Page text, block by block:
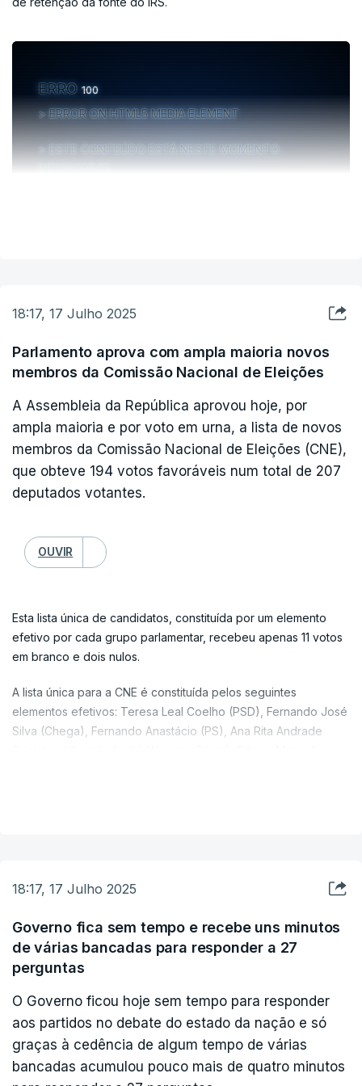
ERRO 100
ERROR ON HTML5 MEDIA ELEMENT
ESTE CONTEÚDO ESTÁ NESTE MOMENTO
INDISPONÍVEL
18:17, 17 Julho 2025
Parlamento aprova com ampla maioria novos
membros da Comissão Nacional de Eleições
A Assembleia da República aprovou hoje, por
ampla maioria e por voto em urna, a lista de novos
membros da Comissão Nacional de Eleições (CNE),
que obteve 194 votos favoráveis num total de 207
deputados votantes.
OUVIR
Esta lista única de candidatos, constituída por um elemento
efetivo por cada grupo parlamentar, recebeu apenas 11 votos
em branco e dois nulos.
A lista única para a CNE é constituída pelos seguintes
elementos efetivos: Teresa Leal Coelho (PSD), Fernando José
Silva (Chega), Fernando Anastácio (PS), Ana Rita Andrade
Na audição prévia a estes candidatos, realizada na quarta-
feira, em sede de Comissão de Assuntos Constitucionais,
deputados de várias políticas alertaram para os riscos do
crescimento da desinformação e para a segurança jurídica das
suas decisões.
O deputado social-democrata Francisco José Martins, que se
congratulou com a "celeridade" do processo de nomeação
dos novos membros da CNE, sobretudo tendo em vista a
preparação das próximas eleições autárquicas, foi o primeiro
18:17, 17 Julho 2025
Governo fica sem tempo e recebe uns minutos
de várias bancadas para responder a 27
perguntas
O Governo ficou hoje sem tempo para responder
aos partidos no debate do estado da nação e só
graças à cedência de algum tempo de várias
bancadas acumulou pouco mais de quatro minutos